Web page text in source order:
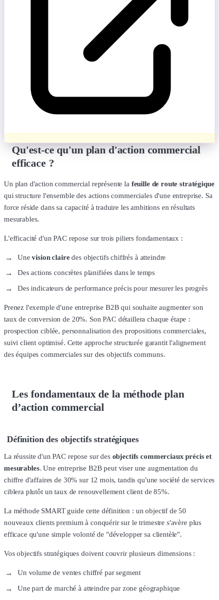
Qu'est-ce qu'un plan d'action commercial
efficace ?
Un plan d'action commercial représente la feuille de route stratégique
qui structure l'ensemble des actions commerciales d'une entreprise. Sa
force réside dans sa capacité à traduire les ambitions en résultats
mesurables.
L'efficacité d'un PAC repose sur trois piliers fondamentaux :
Unevision clairedes objectifs chiffrés à atteindre
Des actions concrètes planifiées dans le temps
Des indicateurs de performance précis pour mesurer les progrès
Prenez l'exemple d'une entreprise B2B qui souhaite augmenter son
taux de conversion de 20%. Son PAC détaillera chaque étape :
prospection ciblée, personnalisation des propositions commerciales,
suivi client optimisé. Cette approche structurée garantit l'alignement
des équipes commerciales sur des objectifs communs.
Les fondamentaux de la méthode plan
d’action commercial
Définition des objectifs stratégiques
La réussite d'un PAC repose sur des objectifs commerciaux précis et
mesurables. Une entreprise B2B peut viser une augmentation du
chiffre d'affaires de 30% sur 12 mois, tandis qu'une société de services
ciblera plutôt un taux de renouvellement client de 85%.
La méthode SMART guide cette définition : un objectif de 50
nouveaux clients premium à conquérir sur le trimestre s'avère plus
efficace qu'une simple volonté de "développer sa clientèle".
Vos objectifs stratégiques doivent couvrir plusieurs dimensions :
Un volume de ventes chiffré par segment
Une part de marché à atteindre par zone géographique